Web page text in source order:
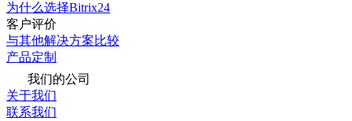
为什么选择Bitrix24
客户评价
与其他解决方案比较
产品定制
我们的公司
关于我们
联系我们